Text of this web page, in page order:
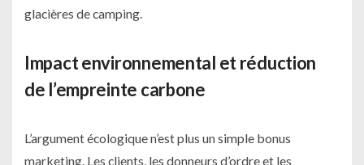
glacières de camping.
Impact environnemental et réduction
de l’empreinte carbone
L’argument écologique n’est plus un simple bonus
marketing. Les clients, les donneurs d’ordre et les